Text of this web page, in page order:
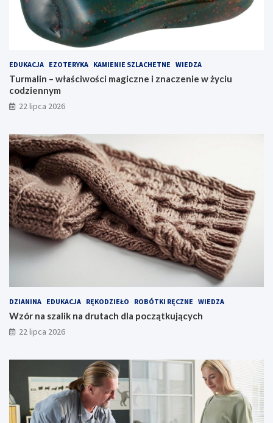
EDUKACJA EZOTERYKA KAMIENIE SZLACHETNE WIEDZA
Turmalin – właściwości magiczne i znaczenie w życiu
codziennym
22 lipca 2026
DZIANINA EDUKACJA RĘKODZIEŁO ROBÓTKI RĘCZNE WIEDZA
Wzór na szalik na drutach dla początkujących
22 lipca 2026